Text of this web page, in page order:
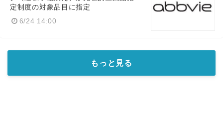
定制度の対象品目に指定
6/24 14:00
もっと見る